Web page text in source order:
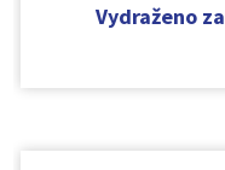
Vydraženo za